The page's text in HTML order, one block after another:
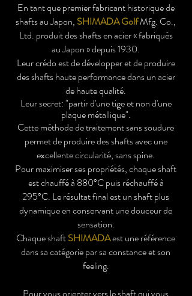
En tant que premier fabricant historique de
shafts au Japon, SHIMADA GolfMfg. Co.,
Ltd. produit des shafts en acier « fabriqués
au Japon » depuis 1930.
Leur crédo est de développer et de produire
des shafts haute performance dans un acier
de haute qualité.
Leur secret: "partir d'une tige et non d'une
plaquemétallique".
Cette méthode de traitement sans soudure
permet de produire des shafts avec une
excellente circularité, sans spine.
Pour maximiser ses propriétés, chaque shaft
est chauffé à 880°C puis réchauffé à
295°C. Le résultat final est un shaft plus
dynamique en conservant une douceur de
sensation.
Chaque shaftSHIMADAest une référence
dans sa catégorie par sa constance et son
feeling.